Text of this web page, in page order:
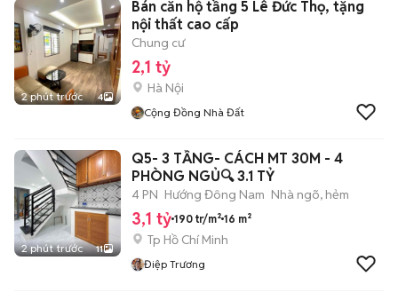
2 phút trước 4
Bán căn hộ tầng 5 Lê Đức Thọ, tặng
nội thất cao cấp
Chung cư
2,1 tỷ
Hà Nội
Cộng Đồng Nhà Đất
2 phút trước 11
Q5- 3 TẦNG- CÁCH MT 30M - 4
PHÒNG NGỦ🔍 3.1 TỶ
4 PN Hướng Đông Nam Nhà ngõ, hẻm
3,1 tỷ 190 tr/m² 16 m²
Tp Hồ Chí Minh
Điệp Trương